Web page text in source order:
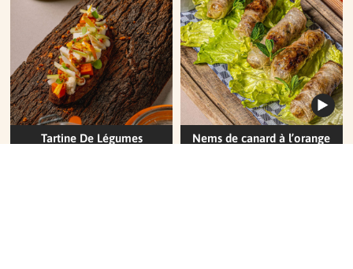
Tartine De Légumes
Nems de canard à l’orange